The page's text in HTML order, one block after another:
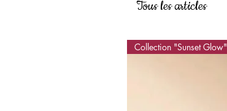
Tous les articles
Collection "Sunset Glow"